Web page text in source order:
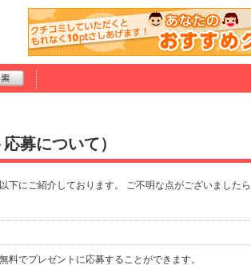
募について）
下にご紹介しております。 ご不明な点がございました
料でプレゼントに応募することができます。